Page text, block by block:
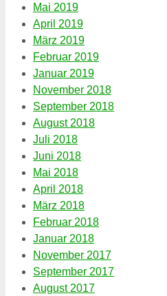
Mai 2019
April 2019
März 2019
Februar 2019
Januar 2019
November 2018
September 2018
August 2018
Juli 2018
Juni 2018
Mai 2018
April 2018
März 2018
Februar 2018
Januar 2018
November 2017
September 2017
August 2017